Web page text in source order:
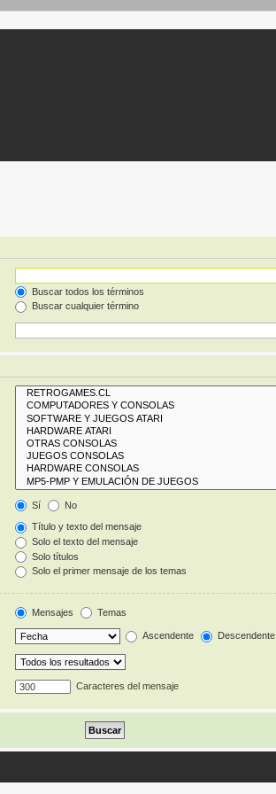
Buscar todos los términos
Buscar cualquier término
Sí No
Título y texto del mensaje
Solo el texto del mensaje
Solo títulos
Solo el primer mensaje de los temas
Mensajes Temas
Ascendente Descendente
Caracteres del mensaje